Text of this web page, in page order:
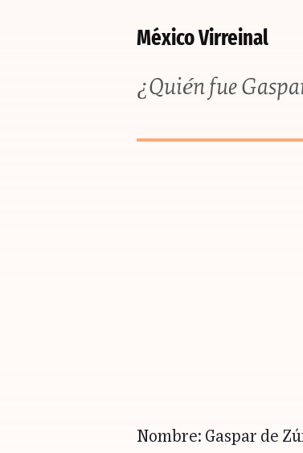
México Virreinal
¿Quién fue
Nombre: Gaspar de